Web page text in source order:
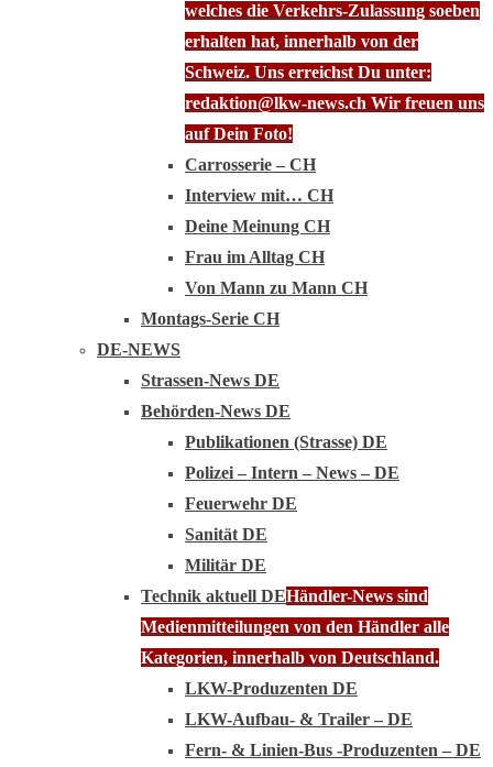
welches die Verkehrs-Zulassung soeben
erhalten hat, innerhalb von der
Schweiz. Uns erreichst Du unter:
redaktion@lkw-news.ch Wir freuen uns
auf Dein Foto!
Carrosserie – CH
Interview mit… CH
Deine Meinung CH
Frau im Alltag CH
Von Mann zu Mann CH
Montags-Serie CH
DE-NEWS
Strassen-News DE
Behörden-News DE
Publikationen (Strasse) DE
Polizei – Intern – News – DE
Feuerwehr DE
Sanität DE
Militär DE
Technik aktuell DEHändler-News sind
Medienmitteilungen von den Händler alle
Kategorien, innerhalb von Deutschland.
LKW-Produzenten DE
LKW-Aufbau- & Trailer – DE
Fern- & Linien-Bus -Produzenten – DE